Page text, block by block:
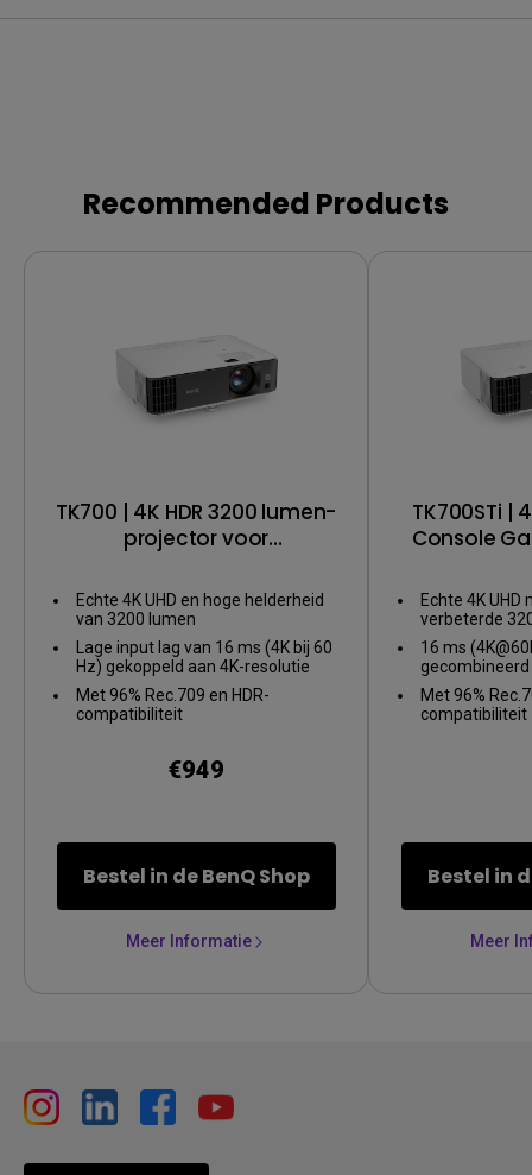
Recommended Products
TK700 | 4K HDR 3200 lumen-
projector voor
Echte 4K UHD en hoge helderheid
van 3200 lumen
Lage input lag van 16 ms (4K bij 60
Hz) gekoppeld aan 4K-resolutie
Met 96% Rec.709 en HDR-
compatibiliteit
€949
Bestel in de BenQ Shop
Meer Informatie
TK700STi |
Console
Echte 4K
verbeterde
en scherp
16 ms
Met 96%
compatibiliteit
Bestel in
Meer